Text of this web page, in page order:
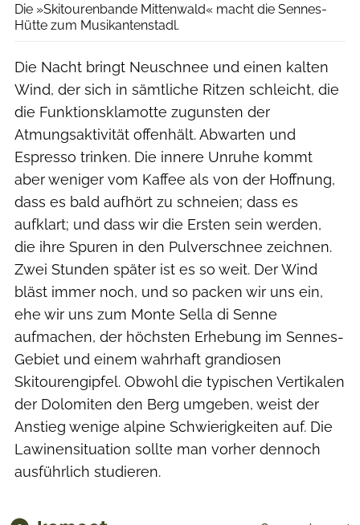
Die »Skitourenbande Mittenwald« macht die Sennes-
Hütte zum Musikantenstadl.
Die Nacht bringt Neuschnee und einen kalten
Wind, der sich in sämtliche Ritzen schleicht, die
die Funktionsklamotte zugunsten der
Atmungsaktivität offenhält. Abwarten und
Espresso trinken. Die innere Unruhe kommt
aber weniger vom Kaffee als von der Hoffnung,
dass es bald aufhört zu schneien; dass es
aufklart; und dass wir die Ersten sein werden,
die ihre Spuren in den Pulverschnee zeichnen.
Zwei Stunden später ist es so weit. Der Wind
bläst immer noch, und so packen wir uns ein,
ehe wir uns zum Monte Sella di Senne
aufmachen, der höchsten Erhebung im Sennes-
Gebiet und einem wahrhaft grandiosen
Skitourengipfel. Obwohl die typischen Vertikalen
der Dolomiten den Berg umgeben, weist der
Anstieg wenige alpine Schwierigkeiten auf. Die
Lawinensituation sollte man vorher dennoch
ausführlich studieren.